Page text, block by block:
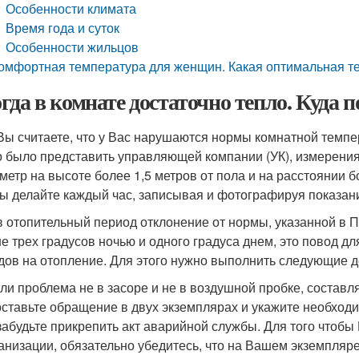
Особенности климата
Время года и суток
Особенности жильцов
температура для женщин. Какая оптимальная
в комнате достаточно тепло. Куда
считаете, что у Вас нарушаются нормы комнатной
представить управляющей компании (УК),
на высоте более 1,5 метров от пола и на расстоянии
делайте каждый час, записывая и фотографируя
отопительный период отклонение от нормы, указанной в
трех градусов ночью и одного градуса днем, это повод
на отопление. Для этого нужно выполнить следующие
проблема не в засоре и не в воздушной пробке,
обращение в двух экземплярах и укажите
прикрепить акт аварийной службы. Для того
обязательно убедитесь, что на Вашем